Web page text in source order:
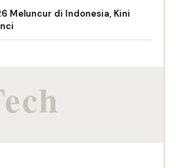
Meluncur di Indonesia, Kini